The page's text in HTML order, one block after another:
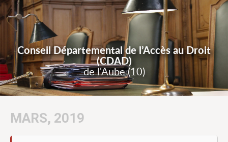
Conseil Départemental de l’Accès au Droit
(CDAD)
de l'Aube (10)
MARS, 2019